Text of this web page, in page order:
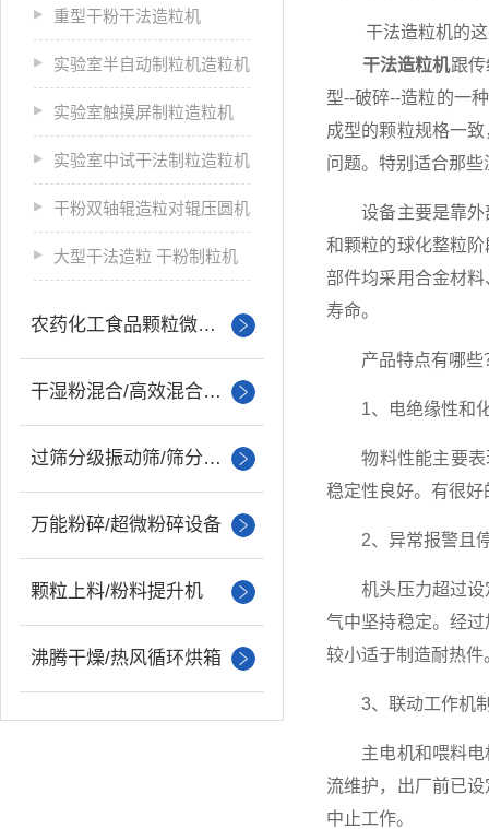
重型干粉干法造粒机
实验室半自动制粒机造粒机
实验室触摸屏制粒造粒机
实验室中试干法制粒造粒机
干粉双轴辊造粒对辊压圆机
大型干法造粒 干粉制粒机
农药化工食品颗粒微丸制粒
干湿粉混合/高效混合设备
过筛分级振动筛/筛分设备
万能粉碎/超微粉碎设备
颗粒上料/粉料提升机
沸腾干燥/热风循环烘箱
干法造粒机的这
干法造粒机跟
型--破碎--造粒的一
成型的颗粒规格一
问题。特别适合那
设备主要是靠外部
和颗粒的球化整粒
部件均采用合金材
寿命。
产品特点有哪些
1、电绝缘性和化
物料性能主要表现
稳定性良好。有很
2、异常报警且
机头压力超过设定
气中坚持稳定。经
较小适于制造耐热
3、联动工作机
主电机和喂料电机
流维护，出厂前已
中止工作。